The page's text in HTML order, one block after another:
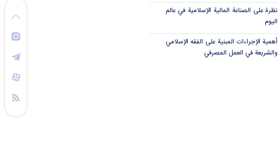
نظرة على الصناعة المالية الإسلامية في عالم
اليوم
أهمية الإجراءات المبنية على الفقه الإسلامي
والشريعة في العمل المصرفي